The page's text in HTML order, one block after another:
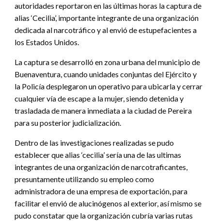
autoridades reportaron en las últimas horas la captura de
alias ‘Cecilia’, importante integrante de una organización
dedicada al narcotráfico y al envió de estupefacientes a
los Estados Unidos.
La captura se desarrolló en zona urbana del municipio de
Buenaventura, cuando unidades conjuntas del Ejército y
la Policía desplegaron un operativo para ubicarla y cerrar
cualquier vía de escape a la mujer, siendo detenida y
trasladada de manera inmediata a la ciudad de Pereira
para su posterior judicialización.
Dentro de las investigaciones realizadas se pudo
establecer que alias ‘cecilia’ sería una de las ultimas
integrantes de una organización de narcotraficantes,
presuntamente utilizando su empleo como
administradora de una empresa de exportación, para
facilitar el envió de alucinógenos al exterior, así mismo se
pudo constatar que la organización cubría varias rutas